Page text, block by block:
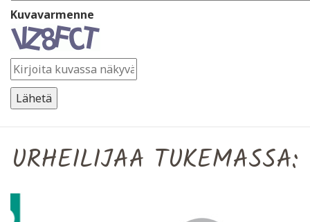
Kuvavarmenne
URHEILIJAA TUKEMASSA: